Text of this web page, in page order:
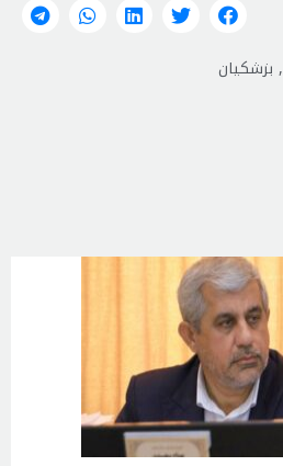
, بزشكيان